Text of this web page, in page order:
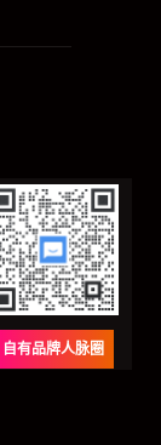
自有品牌人脉圈